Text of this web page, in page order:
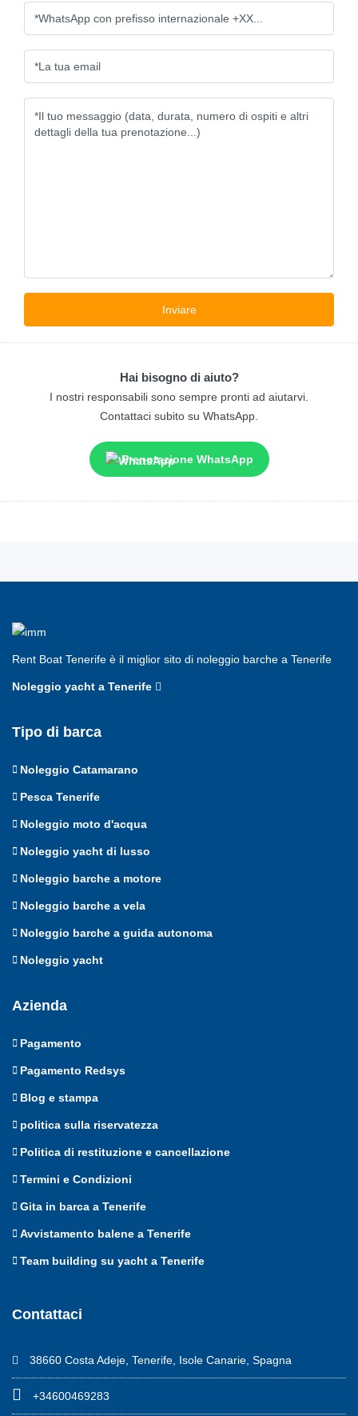
Hai bisogno di aiuto?
I nostri responsabili sono sempre pronti ad aiutarvi.
Contattaci subito su WhatsApp.
Prenotazione WhatsApp
Rent Boat Tenerife è il miglior sito di noleggio barche a Tenerife
Noleggio yacht a Tenerife
Tipo di barca
Noleggio Catamarano
Pesca Tenerife
Noleggio moto d'acqua
Noleggio yacht di lusso
Noleggio barche a motore
Noleggio barche a vela
Noleggio barche a guida autonoma
Noleggio yacht
Azienda
Pagamento
Pagamento Redsys
Blog e stampa
politica sulla riservatezza
Politica di restituzione e cancellazione
Termini e Condizioni
Gita in barca a Tenerife
Avvistamento balene a Tenerife
Team building su yacht a Tenerife
Contattaci
38660 Costa Adeje, Tenerife, Isole Canarie, Spagna
+34600469283